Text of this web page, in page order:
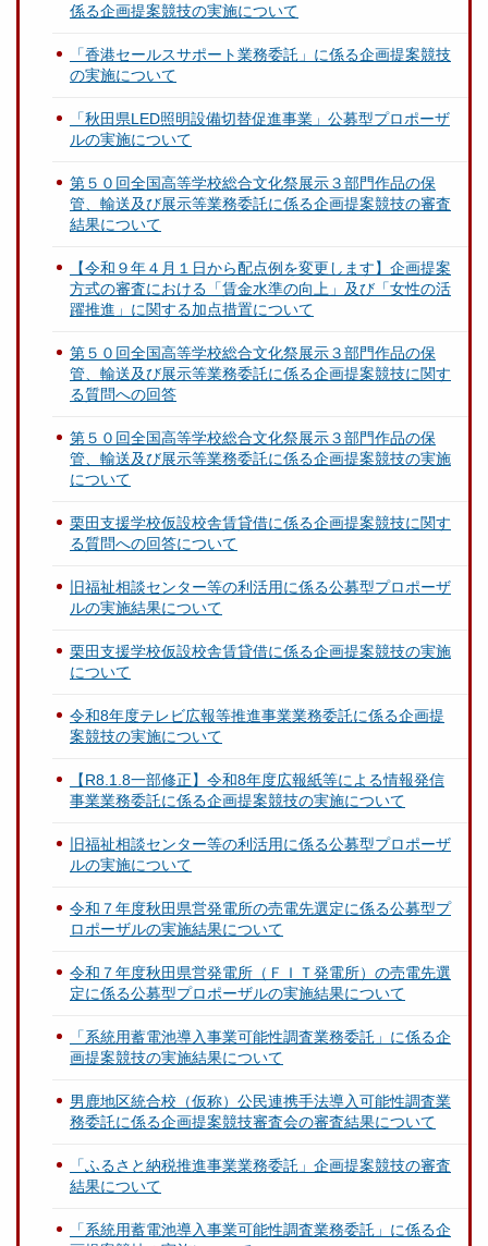
係る企画提案競技の実施について
「香港セールスサポート業務委託」に係る企画提案競技
の実施について
「秋田県LED照明設備切替促進事業」公募型プロポーザ
ルの実施について
第５０回全国高等学校総合文化祭展示３部門作品の保
管、輸送及び展示等業務委託に係る企画提案競技の審査
結果について
【令和９年４月１日から配点例を変更します】企画提案
方式の審査における「賃金水準の向上」及び「女性の活
躍推進」に関する加点措置について
第５０回全国高等学校総合文化祭展示３部門作品の保
管、輸送及び展示等業務委託に係る企画提案競技に関す
る質問への回答
第５０回全国高等学校総合文化祭展示３部門作品の保
管、輸送及び展示等業務委託に係る企画提案競技の実施
について
栗田支援学校仮設校舎賃貸借に係る企画提案競技に関す
る質問への回答について
旧福祉相談センター等の利活用に係る公募型プロポーザ
ルの実施結果について
栗田支援学校仮設校舎賃貸借に係る企画提案競技の実施
について
令和8年度テレビ広報等推進事業業務委託に係る企画提
案競技の実施について
【R8.1.8一部修正】令和8年度広報紙等による情報発信
事業業務委託に係る企画提案競技の実施について
旧福祉相談センター等の利活用に係る公募型プロポーザ
ルの実施について
令和７年度秋田県営発電所の売電先選定に係る公募型プ
ロポーザルの実施結果について
令和７年度秋田県営発電所（ＦＩＴ発電所）の売電先選
定に係る公募型プロポーザルの実施結果について
「系統用蓄電池導入事業可能性調査業務委託」に係る企
画提案競技の実施結果について
男鹿地区統合校（仮称）公民連携手法導入可能性調査業
務委託に係る企画提案競技審査会の審査結果について
「ふるさと納税推進事業業務委託」企画提案競技の審査
結果について
「系統用蓄電池導入事業可能性調査業務委託」に係る企